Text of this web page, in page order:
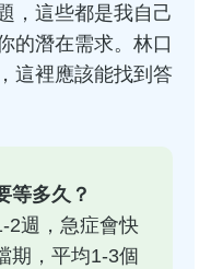
，這些都是我自己
的潛在需求。林口
這裡應該能找到答
等多久？
2週，急症會快
期，平均1-3個